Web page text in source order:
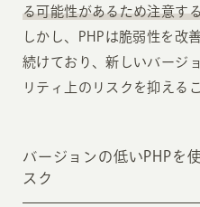
る可能性があるため注意す
しかし、PHPは脆弱性を改
続けており、新しいバージ
リティ上のリスクを抑える
バージョンの低いPHPを
スク